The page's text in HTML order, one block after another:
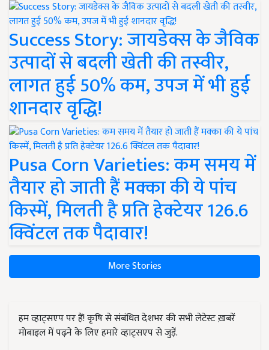
Success Story: जायडेक्स के जैविक
उत्पादों से बदली खेती की तस्वीर,
लागत हुई 50% कम, उपज में भी हुई
शानदार वृद्धि!
Pusa Corn Varieties: कम समय में
तैयार हो जाती हैं मक्का की ये पांच
किस्में, मिलती है प्रति हेक्टेयर 126.6
क्विंटल तक पैदावार!
More Stories
हम व्हाट्सएप पर हैं! कृषि से संबंधित देशभर की सभी लेटेस्ट ख़बरें
मोबाइल में पढ़ने के लिए हमारे व्हाट्सएप से जुड़ें.